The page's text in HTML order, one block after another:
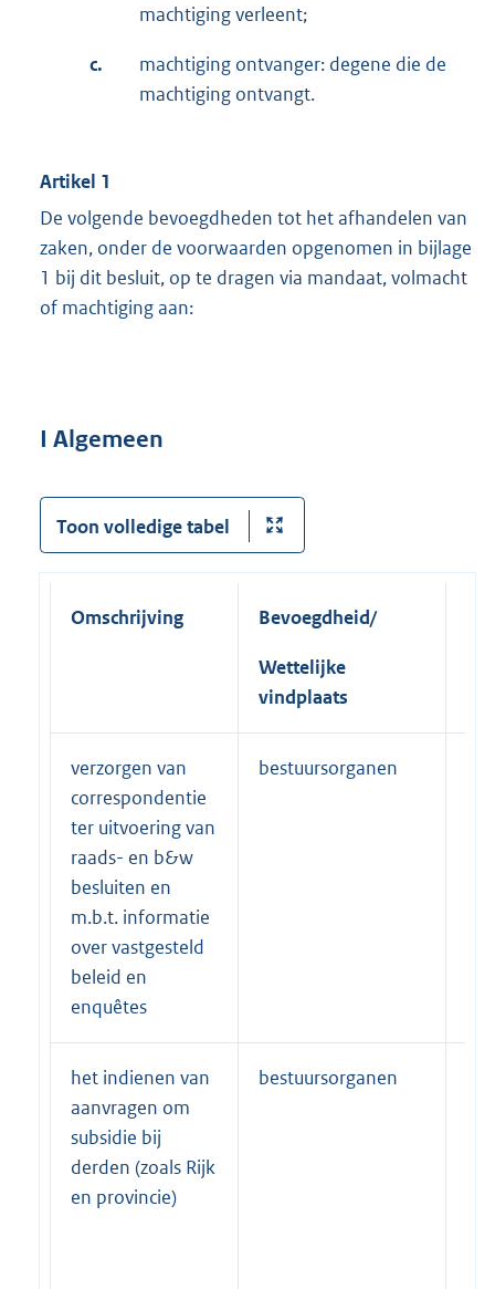
machtiging verleent;
c.
machtiging ontvanger: degene die de
machtiging ontvangt.
Artikel 1
De volgende bevoegdheden tot het afhandelen van
zaken, onder de voorwaarden opgenomen in bijlage
1 bij dit besluit, op te dragen via mandaat, volmacht
of machtiging aan:
I Algemeen
Toon volledige tabel
Omschrijving Bevoegdheid/
Wettelijke
vindplaats
verzorgen van
correspondentie
ter uitvoering van
raads- en b&w
besluiten en
m.b.t. informatie
over vastgesteld
beleid en
enquêtes
bestuursorganen
het indienen van
aanvragen om
subsidie bij
derden (zoals Rijk
en provincie)
bestuursorganen